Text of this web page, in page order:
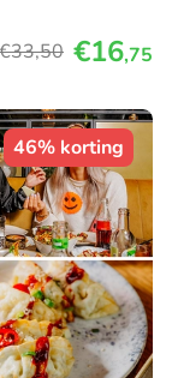
€33,50 €16,75
46% korting